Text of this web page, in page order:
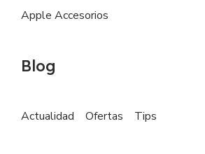
Apple Accesorios
Blog
Actualidad Ofertas Tips